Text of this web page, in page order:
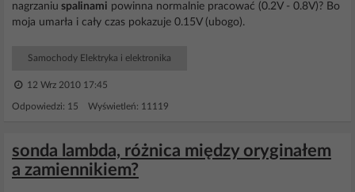
nagrzaniu spalinami powinna normalnie pracować (0.2V - 0.8V)? Bo
moja umarła i cały czas pokazuje 0.15V (ubogo).
Samochody Elektryka i elektronika
12 Wrz 2010 17:45
Odpowiedzi: 15 Wyświetleń: 11119
sonda lambda, różnica między oryginałem
a zamiennikiem?